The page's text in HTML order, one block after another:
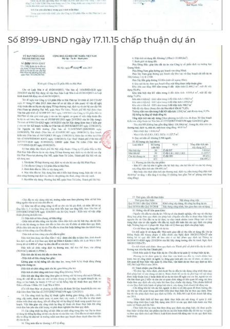
Số 8199-UBND ngày 17.11.15 chấp thuận dự án